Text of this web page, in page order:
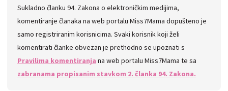
Sukladno članku 94. Zakona o elektroničkim medijima,
komentiranje članaka na web portalu Miss7Mama dopušteno je
samo registriranim korisnicima. Svaki korisnik koji želi
komentirati članke obvezan je prethodno se upoznati s
Pravilima komentiranja na web portalu Miss7Mama te sa
zabranama propisanim stavkom 2. članka 94. Zakona.